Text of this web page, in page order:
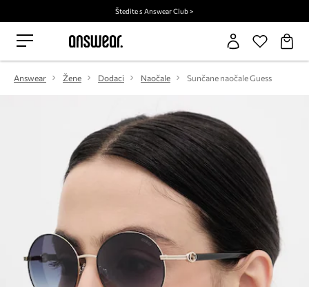
Štedite s Answear Club >
Answear Žene Dodaci Naočale Sunčane naočale Guess